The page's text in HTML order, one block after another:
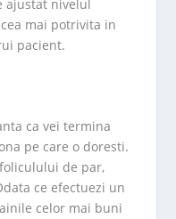
ajustat nivelul
mai potrivita in
pacient.
ca vei termina
pe care o doresti.
de par,
ce efectuezi un
celor mai buni